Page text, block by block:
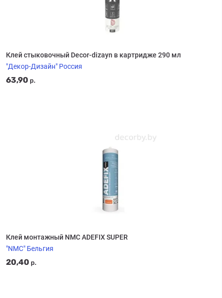
Клей стыковочный Decor-dizayn в картридже 290 мл
"Декор-Дизайн" Россия
63,90 р.
Клей монтажный NMC ADEFIX SUPER
"NMC" Бельгия
20,40 р.